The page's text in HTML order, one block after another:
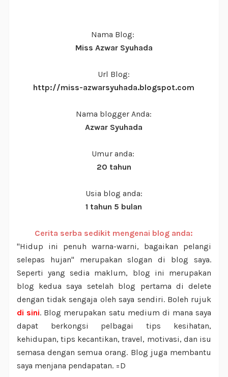
Nama Blog:
Miss Azwar Syuhada
Url Blog:
http://miss-azwarsyuhada.blogspot.com
Nama blogger Anda:
Azwar Syuhada
Umur anda:
20 tahun
Usia blog anda:
1 tahun 5 bulan
Cerita serba sedikit mengenai blog anda:
"Hidup ini penuh warna-warni, bagaikan pelangi
selepas hujan" merupakan slogan di blog saya.
Seperti yang sedia maklum, blog ini merupakan
blog kedua saya setelah blog pertama di delete
dengan tidak sengaja oleh saya sendiri. Boleh rujuk
di sini. Blog merupakan satu medium di mana saya
dapat berkongsi pelbagai tips kesihatan,
kehidupan, tips kecantikan, travel, motivasi, dan isu
semasa dengan semua orang. Blog juga membantu
saya menjana pendapatan. =D